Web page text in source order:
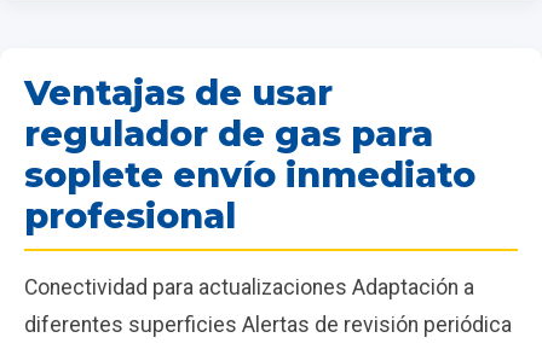
Ventajas de usar
regulador de gas para
soplete envío inmediato
profesional
Conectividad para actualizaciones Adaptación a
diferentes superficies Alertas de revisión periódica